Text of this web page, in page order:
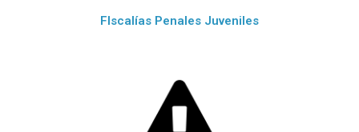
FIscalías Penales Juveniles